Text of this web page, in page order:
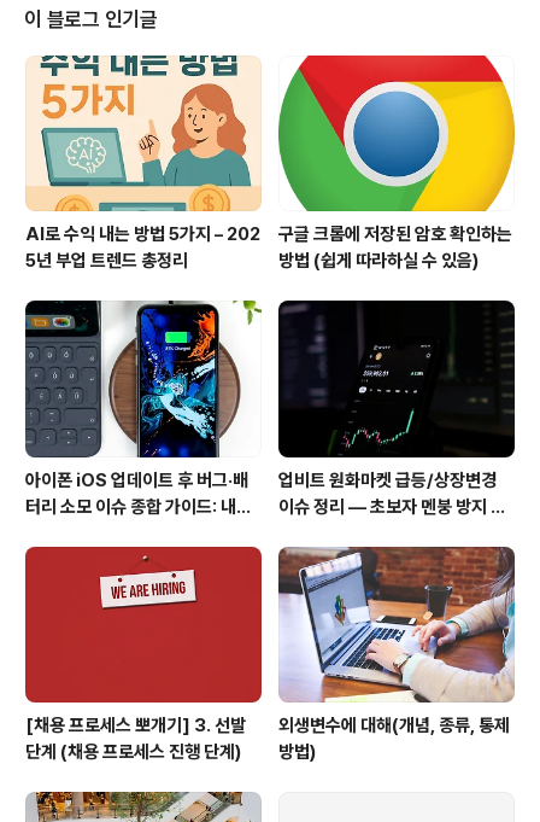
인해봐.- 링크 : 2025.09.18 - [기타] - [9/17] 대전 날씨
10초 체크 리스트: 체감온도·미세먼지·우산 타이밍 한 번에
끝 2) 부산 날씨 — 주말 바다 상태·해변 이동 루트부산은
바람 방향 한 칸에 사진 퀄리티가 갈린다니까.파도 높아 모
래폭탄 맞는 날엔 해변 고집 말고 뷰 좋은 카페..
이 블로그 인기글
AI로 수익 내는 방법 5가지 – 202
5년 부업 트렌드 총정리
구글 크롬에 저장된 암호 확인하는
방법 (쉽게 따라하실 수 있음)
아이폰 iOS 업데이트 후 버그·배
터리 소모 이슈 종합 가이드: 내가
업비트 원화마켓 급등/상장변경
이슈 정리 — 초보자 멘붕 방지 30
[채용 프로세스 뽀개기] 3. 선발
단계 (채용 프로세스 진행 단계)
외생변수에 대해(개념, 종류, 통제
방법)